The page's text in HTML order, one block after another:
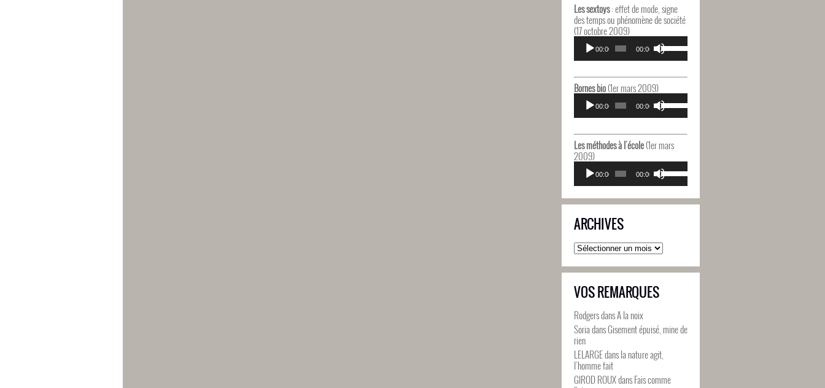
pour
augmenter
diminuer
le
volume.
Les sextoys: effet de mode, signe
des temps ou phénomène de société
(17 octobre 2009)
Lecteur
audio
00:00 00:00
Utilisez
les
flèches
augmenter
ou
diminuer
Bornes bio(1er mars 2009)
Lecteur
audio
00:00 00:00
Utilisez
les
flèches
pour
ou
diminuer
le
volume.
Les méthodes à l'école(1er mars
2009)
Lecteur
audio
00:00 00:00
Utilisez
les
flèches
haut/bas
diminuer
le
volume.
ARCHIVES
Archives
VOS REMARQUES
RodgersdansA la noix
SoriadansGisement épuisé, mine de
rien
LELARGEdansla nature agit,
l’homme fait
GIROD ROUXdansFais comme